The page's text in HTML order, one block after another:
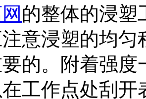
的整体的浸塑
意浸塑的均
的。附着强
工作点处刮